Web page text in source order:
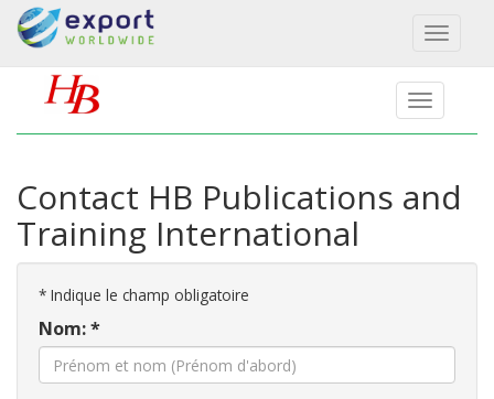
Toggle
Contact HB Publications and
Training International
* Indique le champ obligatoire
Nom: *